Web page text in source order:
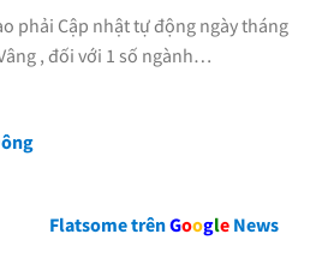
phải Cập nhật tự động ngày tháng
, đối với 1 số ngành…
Flatsome trênGoogle News